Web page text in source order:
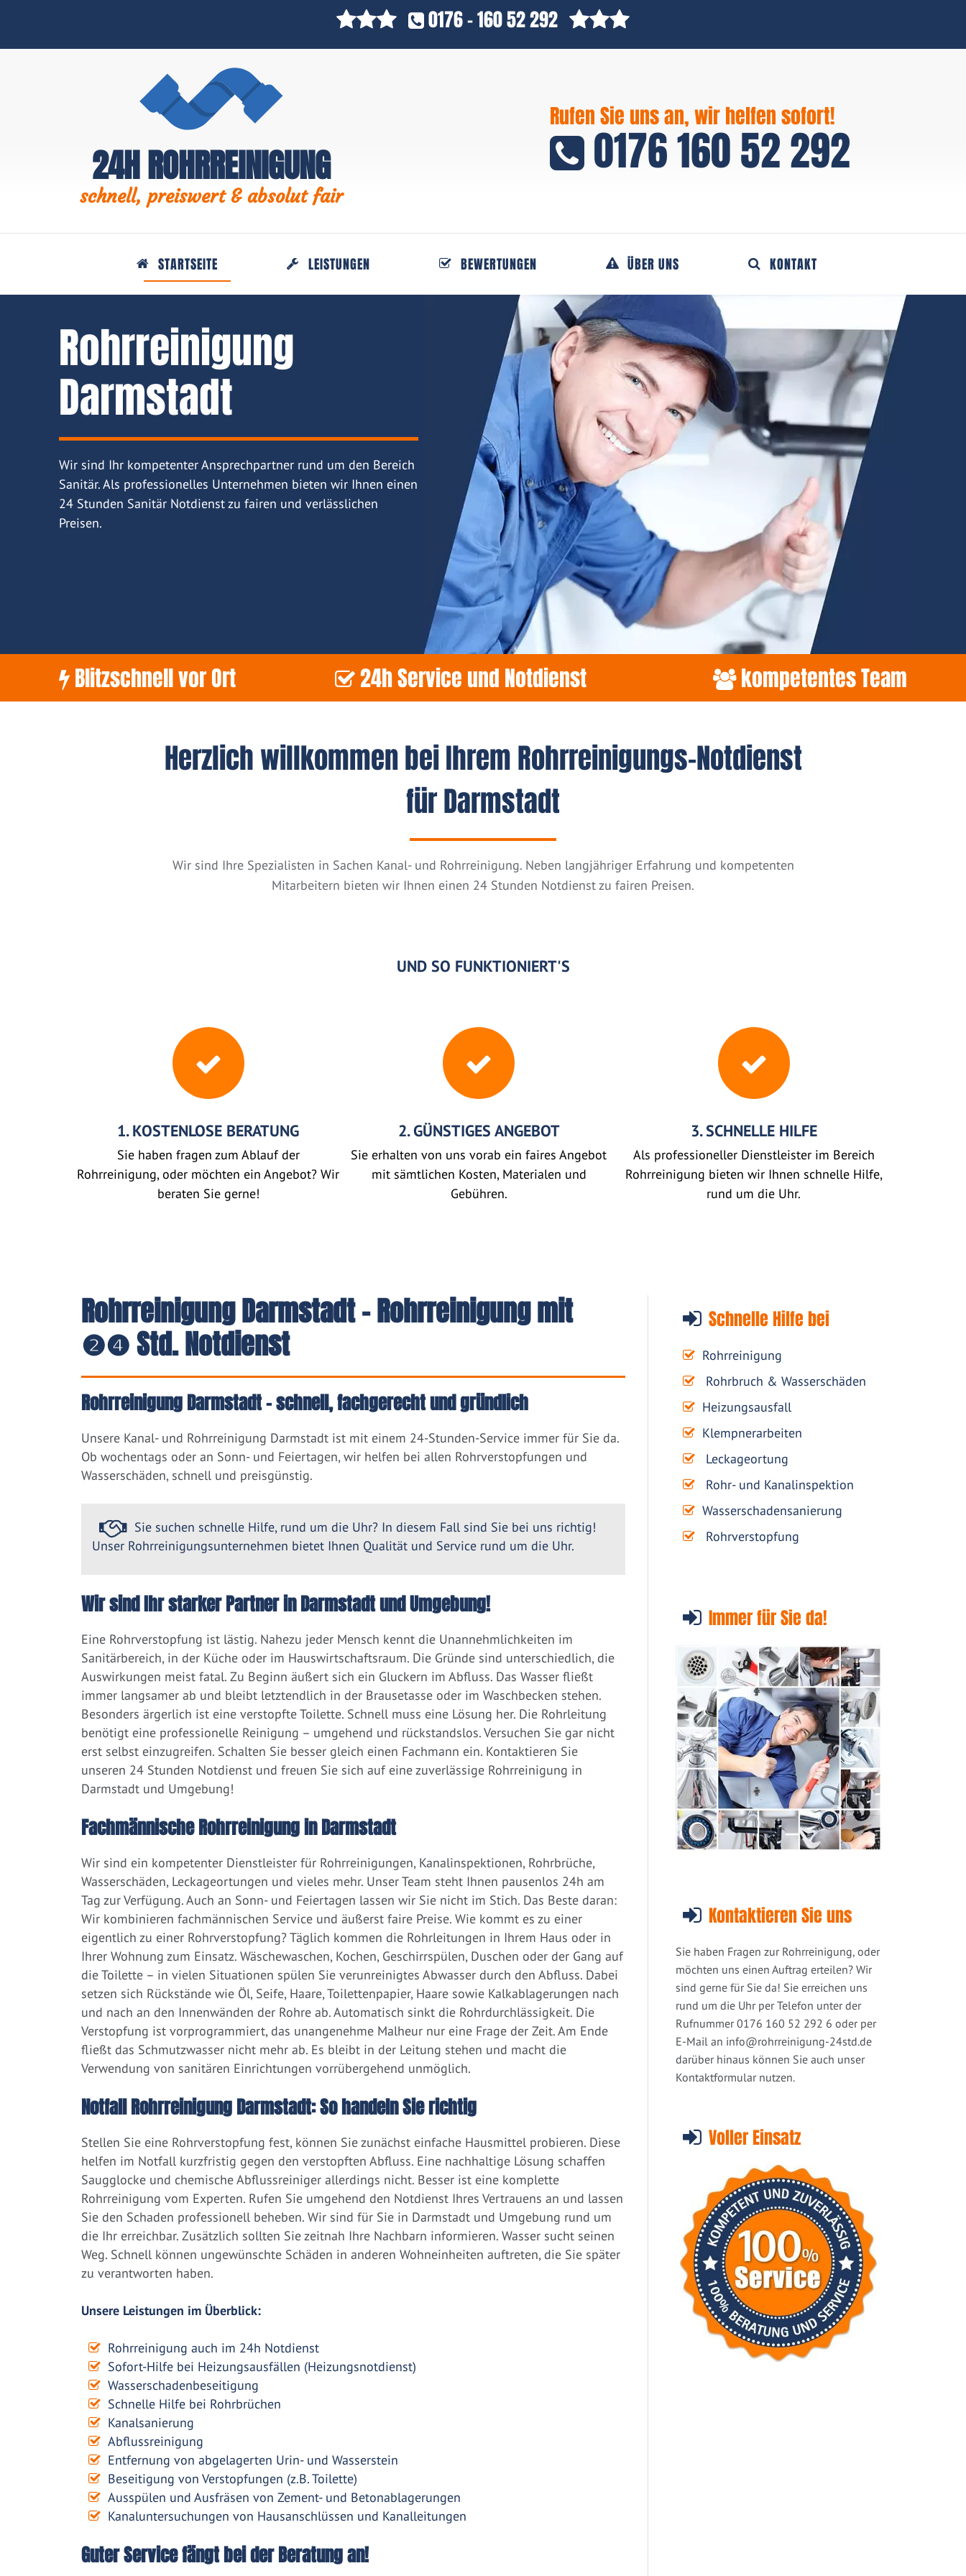
0176 - 160 52 292
Rufen Sie uns an, wir helfen sofort!
0176 160 52 292
24H ROHRREINIGUNG
schnell, preiswert & absolut fair
STARTSEITE LEISTUNGEN BEWERTUNGEN ÜBER UNS KONTAKT
Rohrreinigung
Darmstadt
Wir sind Ihr kompetenter Ansprechpartner rund um den Bereich
Sanitär. Als professionelles Unternehmen bieten wir Ihnen einen
24 Stunden Sanitär Notdienst zu fairen und verlässlichen
Preisen.
Blitzschnell vor Ort 24h Service und Notdienst kompetentes Team
Herzlich willkommen bei Ihrem Rohrreinigungs-Notdienst
für Darmstadt
Wir sind Ihre Spezialisten in Sachen Kanal- und Rohrreinigung. Neben langjähriger Erfahrung und kompetenten
Mitarbeitern bieten wir Ihnen einen 24 Stunden Notdienst zu fairen Preisen.
UND SO FUNKTIONIERT'S
1. KOSTENLOSE BERATUNG
Sie haben fragen zum Ablauf der
Rohrreinigung, oder möchten ein Angebot? Wir
beraten Sie gerne!
2. GÜNSTIGES ANGEBOT
Sie erhalten von uns vorab ein faires Angebot
mit sämtlichen Kosten, Materialen und
Gebühren.
3. SCHNELLE HILFE
Als professioneller Dienstleister im Bereich
Rohrreinigung bieten wir Ihnen schnelle Hilfe,
rund um die Uhr.
Schnelle Hilfe bei
Rohrreinigung
Rohrbruch & Wasserschäden
Heizungsausfall
Klempnerarbeiten
Leckageortung
Rohr- und Kanalinspektion
Wasserschadensanierung
Rohrverstopfung
Immer für Sie da!
Kontaktieren Sie uns
Sie haben Fragen zur Rohrreinigung, oder
möchten uns einen Auftrag erteilen? Wir
sind gerne für Sie da! Sie erreichen uns
rund um die Uhr per Telefon unter der
Rufnummer 0176 160 52 292 6 oder per
E-Mail an info@rohrreinigung-24std.de
darüber hinaus können Sie auch unser
Kontaktformular nutzen.
Rohrreinigung Darmstadt - Rohrreinigung mit
❷❹ Std. Notdienst
Rohrreinigung Darmstadt – schnell, fachgerecht und gründlich
Unsere Kanal- und Rohrreinigung Darmstadt ist mit einem 24-Stunden-Service immer für Sie da.
Ob wochentags oder an Sonn- und Feiertagen, wir helfen bei allen Rohrverstopfungen und
Wasserschäden, schnell und preisgünstig.
Sie suchen schnelle Hilfe, rund um die Uhr? In diesem Fall sind Sie bei uns richtig!
Unser Rohrreinigungsunternehmen bietet Ihnen Qualität und Service rund um die Uhr.
Wir sind Ihr starker Partner in Darmstadt und Umgebung!
Eine Rohrverstopfung ist lästig. Nahezu jeder Mensch kennt die Unannehmlichkeiten im
Sanitärbereich, in der Küche oder im Hauswirtschaftsraum. Die Gründe sind unterschiedlich, die
Auswirkungen meist fatal. Zu Beginn äußert sich ein Gluckern im Abfluss. Das Wasser fließt
immer langsamer ab und bleibt letztendlich in der Brausetasse oder im Waschbecken stehen.
Besonders ärgerlich ist eine verstopfte Toilette. Schnell muss eine Lösung her. Die Rohrleitung
benötigt eine professionelle Reinigung – umgehend und rückstandslos. Versuchen Sie gar nicht
erst selbst einzugreifen. Schalten Sie besser gleich einen Fachmann ein. Kontaktieren Sie
unseren 24 Stunden Notdienst und freuen Sie sich auf eine zuverlässige Rohrreinigung in
Darmstadt und Umgebung!
Fachmännische Rohrreinigung in Darmstadt
Wir sind ein kompetenter Dienstleister für Rohrreinigungen, Kanalinspektionen, Rohrbrüche,
Wasserschäden, Leckageortungen und vieles mehr. Unser Team steht Ihnen pausenlos 24h am
Tag zur Verfügung. Auch an Sonn- und Feiertagen lassen wir Sie nicht im Stich. Das Beste daran:
Wir kombinieren fachmännischen Service und äußerst faire Preise. Wie kommt es zu einer
eigentlich zu einer Rohrverstopfung? Täglich kommen die Rohrleitungen in Ihrem Haus oder in
Ihrer Wohnung zum Einsatz. Wäschewaschen, Kochen, Geschirrspülen, Duschen oder der Gang auf
die Toilette – in vielen Situationen spülen Sie verunreinigtes Abwasser durch den Abfluss. Dabei
setzen sich Rückstände wie Öl, Seife, Haare, Toilettenpapier, Haare sowie Kalkablagerungen nach
und nach an den Innenwänden der Rohre ab. Automatisch sinkt die Rohrdurchlässigkeit. Die
Verstopfung ist vorprogrammiert, das unangenehme Malheur nur eine Frage der Zeit. Am Ende
fließt das Schmutzwasser nicht mehr ab. Es bleibt in der Leitung stehen und macht die
Verwendung von sanitären Einrichtungen vorrübergehend unmöglich.
Notfall Rohrreinigung Darmstadt: So handeln Sie richtig
Stellen Sie eine Rohrverstopfung fest, können Sie zunächst einfache Hausmittel probieren. Diese
helfen im Notfall kurzfristig gegen den verstopften Abfluss. Eine nachhaltige Lösung schaffen
Saugglocke und chemische Abflussreiniger allerdings nicht. Besser ist eine komplette
Rohrreinigung vom Experten. Rufen Sie umgehend den Notdienst Ihres Vertrauens an und lassen
Sie den Schaden professionell beheben. Wir sind für Sie in Darmstadt und Umgebung rund um
die Ihr erreichbar. Zusätzlich sollten Sie zeitnah Ihre Nachbarn informieren. Wasser sucht seinen
Weg. Schnell können ungewünschte Schäden in anderen Wohneinheiten auftreten, die Sie später
zu verantworten haben.
Unsere Leistungen im Überblick:
Rohrreinigung auch im 24h Notdienst
Sofort-Hilfe bei Heizungsausfällen (Heizungsnotdienst)
Wasserschadenbeseitigung
Schnelle Hilfe bei Rohrbrüchen
Kanalsanierung
Abflussreinigung
Entfernung von abgelagerten Urin- und Wasserstein
Beseitigung von Verstopfungen (z.B. Toilette)
Ausspülen und Ausfräsen von Zement- und Betonablagerungen
Kanaluntersuchungen von Hausanschlüssen und Kanalleitungen
Guter Service fängt bei der Beratung an!
Voller Einsatz